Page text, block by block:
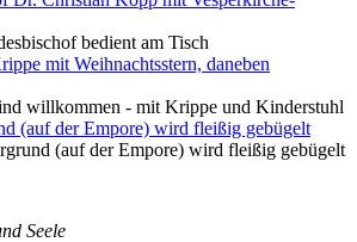
bedient am Tisch
willkommen - mit Krippe und Kinderstuhl
(auf der Empore) wird fleißig gebügelt
Seele